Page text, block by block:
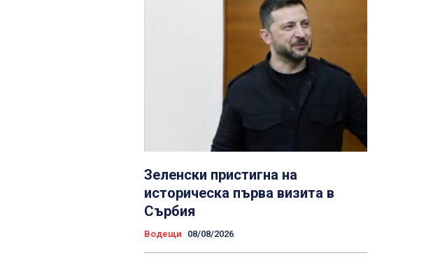
Зеленски пристигна на
историческа първа визита в
Сърбия
Водещи 08/08/2026